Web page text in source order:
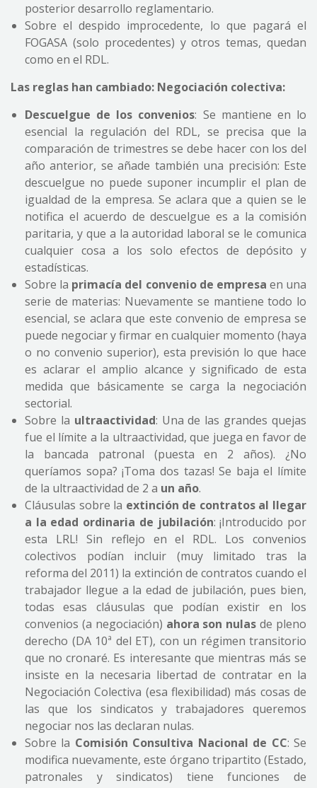
posterior desarrollo reglamentario.
Sobre el despido improcedente, lo que pagará el
FOGASA (solo procedentes) y otros temas, quedan
como en el RDL.
Las reglas han cambiado: Negociación colectiva:
Descuelgue de los convenios: Se mantiene en lo
esencial la regulación del RDL, se precisa que la
comparación de trimestres se debe hacer con los del
año anterior, se añade también una precisión: Este
descuelgue no puede suponer incumplir el plan de
igualdad de la empresa. Se aclara que a quien se le
notifica el acuerdo de descuelgue es a la comisión
paritaria, y que a la autoridad laboral se le comunica
cualquier cosa a los solo efectos de depósito y
estadísticas.
Sobre la primacía del convenio de empresa en una
serie de materias: Nuevamente se mantiene todo lo
esencial, se aclara que este convenio de empresa se
puede negociar y firmar en cualquier momento (haya
o no convenio superior), esta previsión lo que hace
es aclarar el amplio alcance y significado de esta
medida que básicamente se carga la negociación
sectorial.
Sobre la ultraactividad: Una de las grandes quejas
fue el límite a la ultraactividad, que juega en favor de
la bancada patronal (puesta en 2 años). ¿No
queríamos sopa? ¡Toma dos tazas! Se baja el límite
de la ultraactividad de 2 a un año.
Cláusulas sobre la extinción de contratos al llegar
a la edad ordinaria de jubilación: ¡Introducido por
esta LRL! Sin reflejo en el RDL. Los convenios
colectivos podían incluir (muy limitado tras la
reforma del 2011) la extinción de contratos cuando el
trabajador llegue a la edad de jubilación, pues bien,
todas esas cláusulas que podían existir en los
convenios (a negociación) ahora son nulas de pleno
derecho (DA 10ª del ET), con un régimen transitorio
que no cronaré. Es interesante que mientras más se
insiste en la necesaria libertad de contratar en la
Negociación Colectiva (esa flexibilidad) más cosas de
las que los sindicatos y trabajadores queremos
negociar nos las declaran nulas.
Sobre la Comisión Consultiva Nacional de CC: Se
modifica nuevamente, este órgano tripartito (Estado,
patronales y sindicatos) tiene funciones de